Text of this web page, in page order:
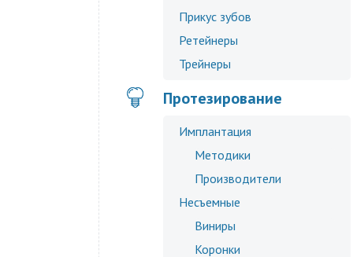
Прикус зубов
Ретейнеры
Трейнеры
Протезирование
Имплантация
Методики
Производители
Несъемные
Виниры
Коронки